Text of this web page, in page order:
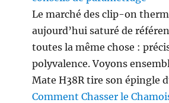
Le marché des clip-on
aujourd’hui saturé de
toutes la même chose :
polyvalence. Voyons
Mate H38R tire son épingle
Comment Chasser le